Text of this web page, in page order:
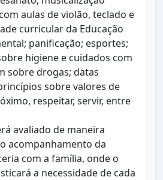
aulas de violão, teclado e
curricular da Educação
panificação; esportes;
higiene e cuidados com
sobre drogas; datas
sobre valores de
respeitar, servir, entre
avaliado de maneira
acompanhamento da
com a família, onde o
a necessidade de cada